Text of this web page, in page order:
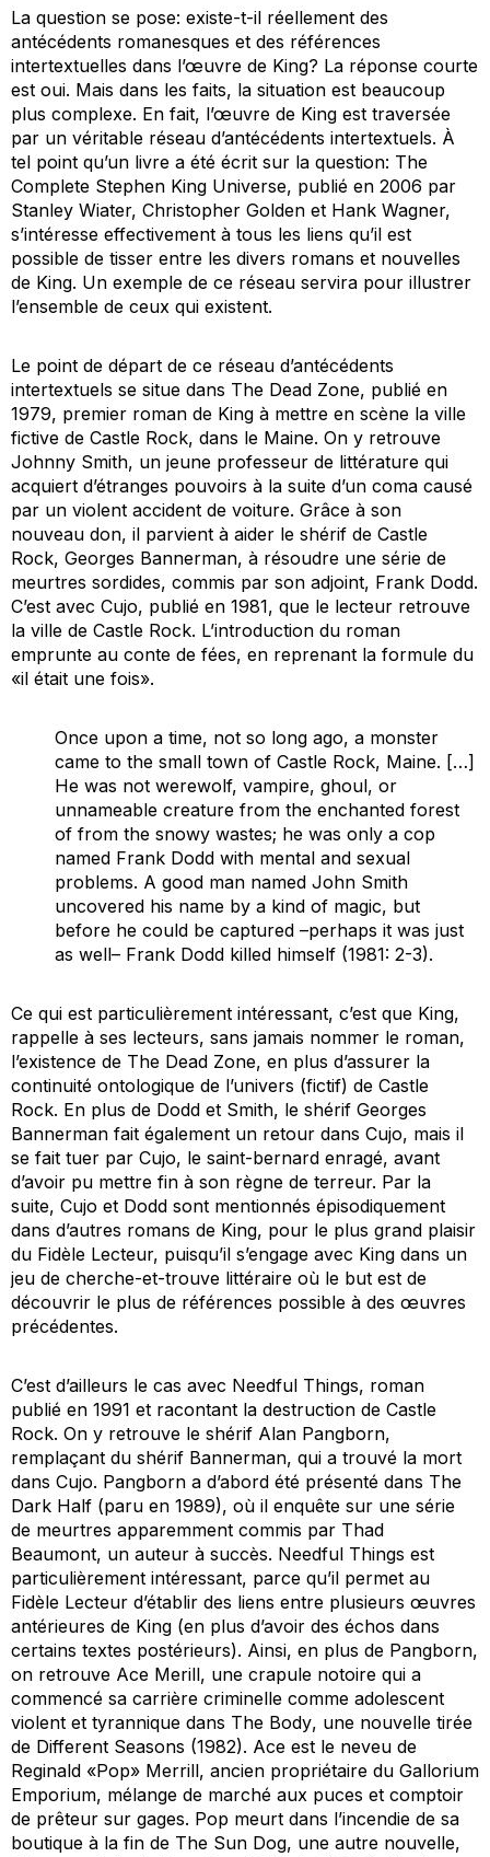
La question se pose: existe-t-il réellement des
antécédents romanesques et des références
intertextuelles dans l’œuvre de King? La réponse courte
est oui. Mais dans les faits, la situation est beaucoup
plus complexe. En fait, l’œuvre de King est traversée
par un véritable réseau d’antécédents intertextuels. À
tel point qu’un livre a été écrit sur la question: The
Complete Stephen King Universe, publié en 2006 par
Stanley Wiater, Christopher Golden et Hank Wagner,
s’intéresse effectivement à tous les liens qu’il est
possible de tisser entre les divers romans et nouvelles
de King. Un exemple de ce réseau servira pour illustrer
l’ensemble de ceux qui existent.
Le point de départ de ce réseau d’antécédents
intertextuels se situe dans The Dead Zone, publié en
1979, premier roman de King à mettre en scène la ville
fictive de Castle Rock, dans le Maine. On y retrouve
Johnny Smith, un jeune professeur de littérature qui
acquiert d’étranges pouvoirs à la suite d’un coma causé
par un violent accident de voiture. Grâce à son
nouveau don, il parvient à aider le shérif de Castle
Rock, Georges Bannerman, à résoudre une série de
meurtres sordides, commis par son adjoint, Frank Dodd.
C’est avec Cujo, publié en 1981, que le lecteur retrouve
la ville de Castle Rock. L’introduction du roman
emprunte au conte de fées, en reprenant la formule du
«il était une fois».
Once upon a time, not so long ago, a monster
came to the small town of Castle Rock, Maine. […]
He was not werewolf, vampire, ghoul, or
unnameable creature from the enchanted forest
of from the snowy wastes; he was only a cop
named Frank Dodd with mental and sexual
problems. A good man named John Smith
uncovered his name by a kind of magic, but
before he could be captured –perhaps it was just
as well– Frank Dodd killed himself (1981: 2-3).
Ce qui est particulièrement intéressant, c’est que King,
rappelle à ses lecteurs, sans jamais nommer le roman,
l’existence de The Dead Zone, en plus d’assurer la
continuité ontologique de l’univers (fictif) de Castle
Rock. En plus de Dodd et Smith, le shérif Georges
Bannerman fait également un retour dans Cujo, mais il
se fait tuer par Cujo, le saint-bernard enragé, avant
d’avoir pu mettre fin à son règne de terreur. Par la
suite, Cujo et Dodd sont mentionnés épisodiquement
dans d’autres romans de King, pour le plus grand plaisir
du Fidèle Lecteur, puisqu’il s’engage avec King dans un
jeu de cherche-et-trouve littéraire où le but est de
découvrir le plus de références possible à des œuvres
précédentes.
C’est d’ailleurs le cas avec Needful Things, roman
publié en 1991 et racontant la destruction de Castle
Rock. On y retrouve le shérif Alan Pangborn,
remplaçant du shérif Bannerman, qui a trouvé la mort
dans Cujo. Pangborn a d’abord été présenté dans The
Dark Half (paru en 1989), où il enquête sur une série
de meurtres apparemment commis par Thad
Beaumont, un auteur à succès. Needful Things est
particulièrement intéressant, parce qu’il permet au
Fidèle Lecteur d’établir des liens entre plusieurs œuvres
antérieures de King (en plus d’avoir des échos dans
certains textes postérieurs). Ainsi, en plus de Pangborn,
on retrouve Ace Merill, une crapule notoire qui a
commencé sa carrière criminelle comme adolescent
violent et tyrannique dans The Body, une nouvelle tirée
de Different Seasons (1982). Ace est le neveu de
Reginald «Pop» Merrill, ancien propriétaire du Gallorium
Emporium, mélange de marché aux puces et comptoir
de prêteur sur gages. Pop meurt dans l’incendie de sa
boutique à la fin de The Sun Dog, une autre nouvelle,